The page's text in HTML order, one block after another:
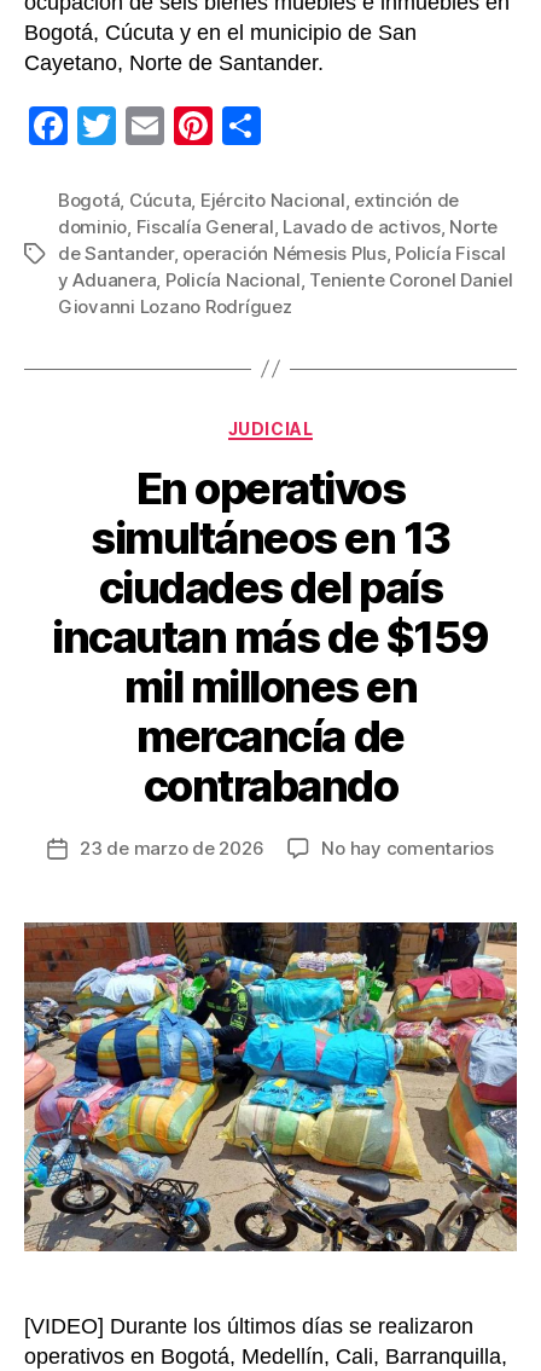
Bogotá, Cúcuta y en el municipio de San
Cayetano, Norte de Santander.
F
c
e
b
o
o
T
tt
er
E
ail
Pi
er
e
st
m
p
ar
tir
Etiquetas
Bogotá Cúcuta Ejército Nacional extinción de
dominio Fiscalía General Lavado de activos, Norte
de Santander, operación Némesis Plus, Policía Fiscal
y Aduanera Policía Nacional Teniente Coronel Daniel
Giovanni Lozano Rodríguez
Categorías
JUDICIAL
En operativos
simultáneos en 13
ciudades del país
incautan más de $159
mil millones en
mercancía de
contrabando
Fecha
entrada
23 de marzo de 2026 No hay comentariosen
en
13
del
país
más
de
$159
mil
en
[VIDEO] Durante los últimos días se realizaron
operativos en Bogotá, Medellín, Cali, Barranquilla,